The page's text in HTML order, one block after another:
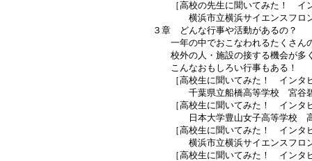
［高校の先生に聞いてみた！ イ
横浜市立横浜サイエンスフロン
３章 どんな行事や活動があるの？
一年の中でおこなわれるたくさん
校外の人・施設の接する機会が多
こんなおもしろい行事もある！
［高校生に聞いてみた！ インタ
千葉県立船橋高等学校 宮谷
［高校生に聞いてみた！ インタ
日本大学豊山女子高等学校 高
［高校生に聞いてみた！ インタ
横浜市立横浜サイエンスフロン
［高校生に聞いてみた！ インタ